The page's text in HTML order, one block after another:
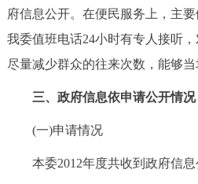
府信息公开。在便民服务上，主
我委值班电话24小时有专人接听
尽量减少群众的往来次数，能够当
三、政府信息依申请公开情况
(一)申请情况
本委2012年度共收到政府信息